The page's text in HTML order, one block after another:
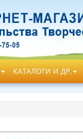
КАТАЛОГИ И ДР.